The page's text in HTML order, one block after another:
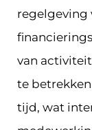
regelgeving
van
te
tijd, wat